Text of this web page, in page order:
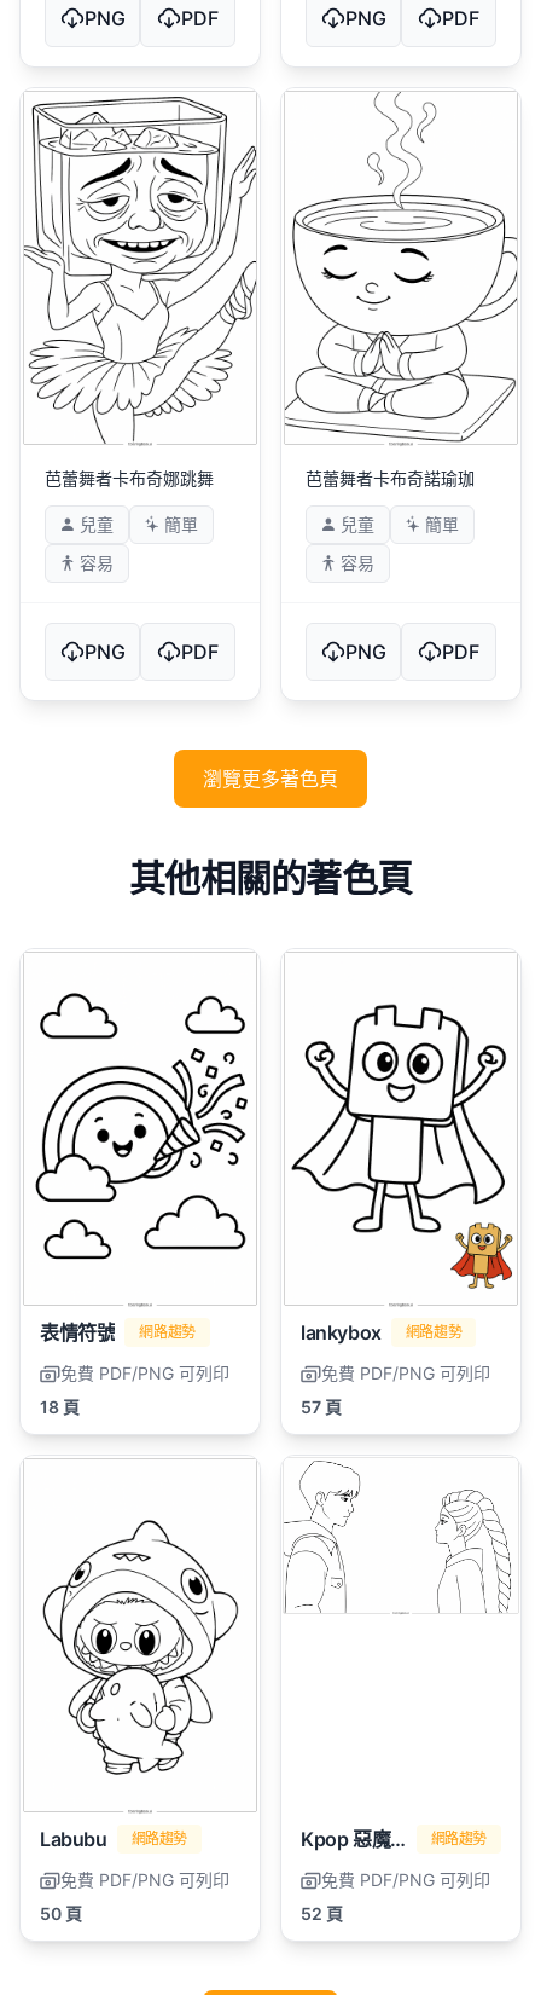
PNG PDF PNG PDF
芭蕾舞者卡布奇娜跳舞
兒童
簡單
容易
PNG PDF
芭蕾舞者卡布奇諾瑜珈
兒童
簡單
容易
PNG PDF
瀏覽更多著色頁
其他相關的著色頁
表情符號 網路趨勢
免費 PDF/PNG 可列印
18 頁
lankybox 網路趨勢
免費 PDF/PNG 可列印
57 頁
Labubu 網路趨勢
免費 PDF/PNG 可列印
50 頁
Kpop 惡魔獵人 網路趨勢
免費 PDF/PNG 可列印
52 頁